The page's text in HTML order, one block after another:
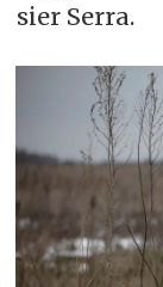
sier Serra.